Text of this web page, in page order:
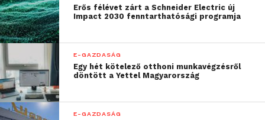
[1] DKT-Gemius, 2020. áprilisi (15+-os közönség)
kutatása alapján
Erős félévet zárt a Schneider Electric új
Impact 2030 fenntarthatósági programja
E-GAZDASÁG
Egy hét kötelező otthoni munkavégzésről
döntött a Yettel Magyarország
E-GAZDASÁG